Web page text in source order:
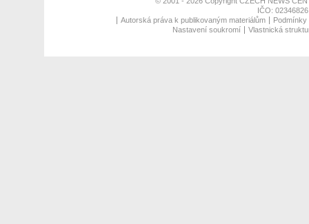
IČO:
Autorská práva k publikovaným materiálům
Nastavení soukromí
Vlastnická